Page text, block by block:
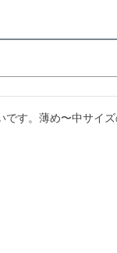
です。薄め〜中サイ